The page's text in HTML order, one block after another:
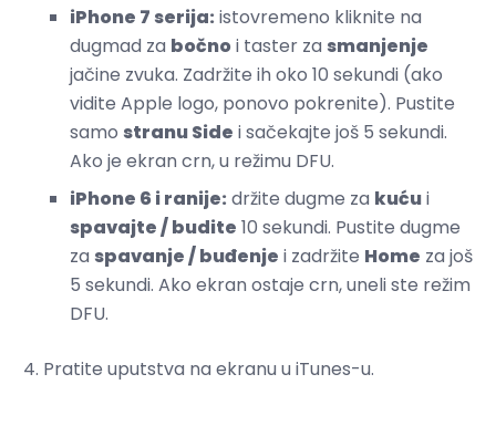
iPhone 7 serija: istovremeno kliknite na
dugmad za bočnoi taster za smanjenje
jačine zvuka. Zadržite ih oko 10 sekundi (ako
vidite Apple logo, ponovo pokrenite). Pustite
samo stranu Side i sačekajte još 5 sekundi.
Ako je ekran crn, u režimu DFU.
iPhone 6 i ranije: držite dugme za kućui
spavajte / budite 10 sekundi. Pustite dugme
za spavanje / buđenje i zadržite Home za još
5 sekundi. Ako ekran ostaje crn, uneli ste režim
DFU.
Pratite uputstva na ekranu u iTunes-u.